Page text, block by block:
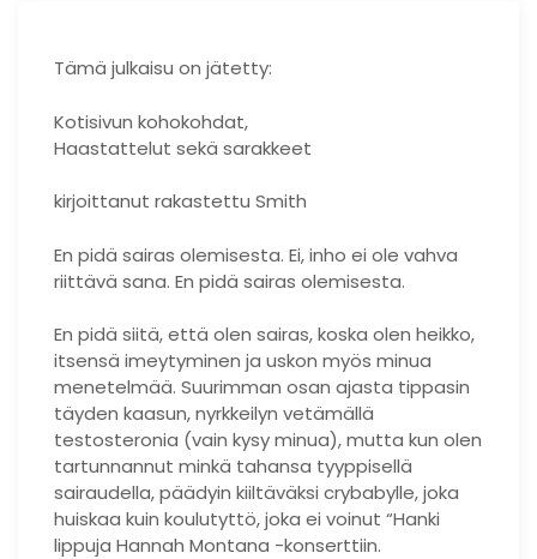
Tämä julkaisu on jätetty:
Kotisivun kohokohdat,
Haastattelut sekä sarakkeet
kirjoittanut rakastettu Smith
En pidä sairas olemisesta. Ei, inho ei ole vahva
riittävä sana. En pidä sairas olemisesta.
En pidä siitä, että olen sairas, koska olen heikko,
itsensä imeytyminen ja uskon myös minua
menetelmää. Suurimman osan ajasta tippasin
täyden kaasun, nyrkkeilyn vetämällä
testosteronia (vain kysy minua), mutta kun olen
tartunnannut minkä tahansa tyyppisellä
sairaudella, päädyin kiiltäväksi crybabylle, joka
huiskaa kuin koulutyttö, joka ei voinut “Hanki
lippuja Hannah Montana -konserttiin.